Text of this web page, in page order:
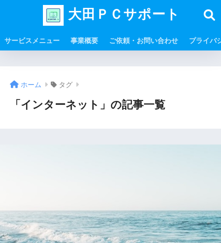
大田ＰＣサポート
サービスメニュー 事業概要 ご依頼・お問い合わせ プライバ
ホーム タグ
「インターネット」の記事一覧